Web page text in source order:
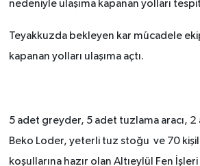
nedeniyle ulaşıma kapanan yolları
Teyakkuzda bekleyen kar mücadele
kapanan yolları ulaşıma açtı.
5 adet greyder, 5 adet tuzlama aracı,
Beko Loder, yeterli tuz stoğu ve 70
koşullarına hazır olan Altıeylül Fen